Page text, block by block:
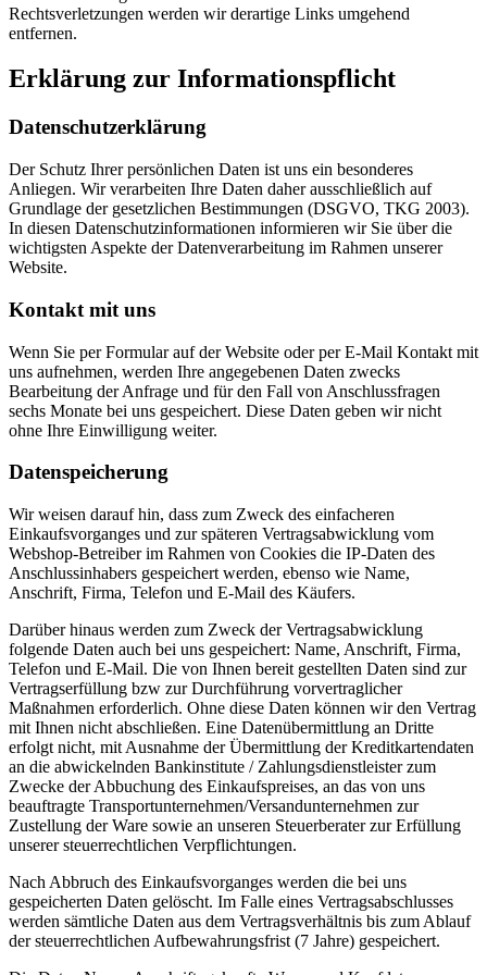
Rechtsverletzungen werden wir derartige Links umgehend
entfernen.
Erklärung zur Informationspflicht
Datenschutzerklärung
Der Schutz Ihrer persönlichen Daten ist uns ein besonderes
Anliegen. Wir verarbeiten Ihre Daten daher ausschließlich auf
Grundlage der gesetzlichen Bestimmungen (DSGVO, TKG 2003).
In diesen Datenschutzinformationen informieren wir Sie über die
wichtigsten Aspekte der Datenverarbeitung im Rahmen unserer
Website.
Kontakt mit uns
Wenn Sie per Formular auf der Website oder per E-Mail Kontakt mit
uns aufnehmen, werden Ihre angegebenen Daten zwecks
Bearbeitung der Anfrage und für den Fall von Anschlussfragen
sechs Monate bei uns gespeichert. Diese Daten geben wir nicht
ohne Ihre Einwilligung weiter.
Datenspeicherung
Wir weisen darauf hin, dass zum Zweck des einfacheren
Einkaufsvorganges und zur späteren Vertragsabwicklung vom
Webshop-Betreiber im Rahmen von Cookies die IP-Daten des
Anschlussinhabers gespeichert werden, ebenso wie Name,
Anschrift, Firma, Telefon und E-Mail des Käufers.
Darüber hinaus werden zum Zweck der Vertragsabwicklung
folgende Daten auch bei uns gespeichert: Name, Anschrift, Firma,
Telefon und E-Mail. Die von Ihnen bereit gestellten Daten sind zur
Vertragserfüllung bzw zur Durchführung vorvertraglicher
Maßnahmen erforderlich. Ohne diese Daten können wir den Vertrag
mit Ihnen nicht abschließen. Eine Datenübermittlung an Dritte
erfolgt nicht, mit Ausnahme der Übermittlung der Kreditkartendaten
an die abwickelnden Bankinstitute / Zahlungsdienstleister zum
Zwecke der Abbuchung des Einkaufspreises, an das von uns
beauftragte Transportunternehmen/Versandunternehmen zur
Zustellung der Ware sowie an unseren Steuerberater zur Erfüllung
unserer steuerrechtlichen Verpflichtungen.
Nach Abbruch des Einkaufsvorganges werden die bei uns
gespeicherten Daten gelöscht. Im Falle eines Vertragsabschlusses
werden sämtliche Daten aus dem Vertragsverhältnis bis zum Ablauf
der steuerrechtlichen Aufbewahrungsfrist (7 Jahre) gespeichert.